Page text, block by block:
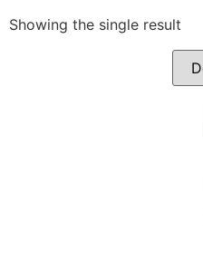
Showing the single result